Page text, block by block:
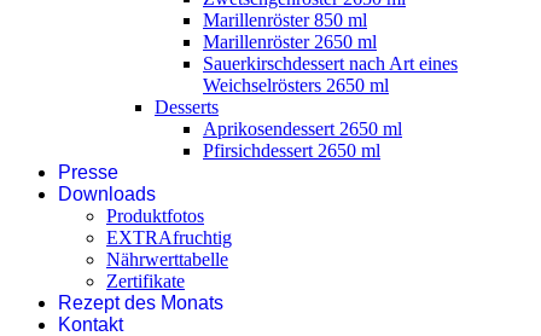
Marillenröster 850 ml
Marillenröster 2650 ml
Sauerkirschdessert nach Art eines
Weichselrösters 2650 ml
Desserts
Aprikosendessert 2650 ml
Pfirsichdessert 2650 ml
Presse
Downloads
Produktfotos
EXTRAfruchtig
Nährwerttabelle
Zertifikate
Rezept des Monats
Kontakt